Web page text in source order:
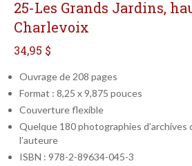
25-Les Grands Jardins,
Charlevoix
34,95 $
Ouvrage de 208 pages
Format : 8,25 x 9,875 pouces
Couverture flexible
Quelque 180 photographies d’archives
l’auteure
ISBN : 978-2-89634-045-3